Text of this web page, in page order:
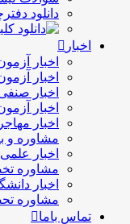
دانلود
اخبار
اخبار
اخبار
اخبار
اخبار
اخبار
مشاوره و
اخبار
مشاوره
اخبار
مشاوره
تماس باما